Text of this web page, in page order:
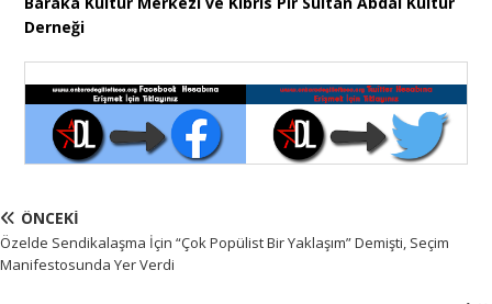
Derneği
ÖNCEKI
Özelde Sendikalaşma İçin “Çok Popülist Bir Yaklaşım” Demişti, Seçim
Manifestosunda Yer Verdi